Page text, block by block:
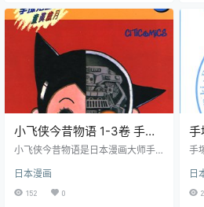
时空来到了 1900 年代的世界。在这
个过去的世界里，原子小金刚和宇
宙人遭遇了诸多意想不到的状况，
经历了一系列充满奇幻与挑战的事
小飞侠今昔物语 1-3卷 手塚
治虫 漫画全集下载
小飞侠今昔物语是日本漫画大师手
品，讲述了阿童木因为一次神秘的
爆炸而穿越到五十年前的日本，与
一群蝗虫人一起生活的故事。本书
日本漫画
152 0
手
手
手
收
经
载
日